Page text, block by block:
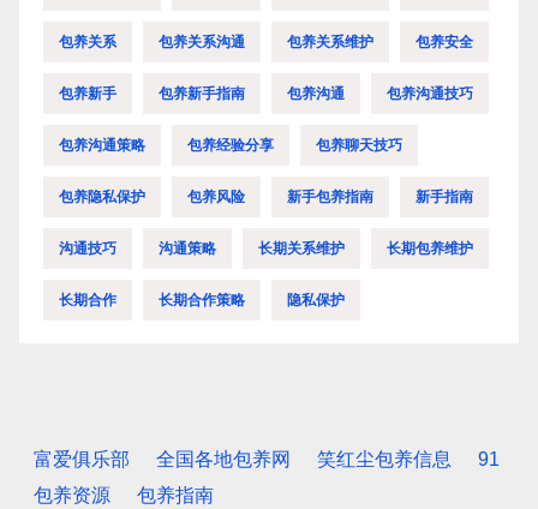
包养关系 包养关系沟通 包养关系维护 包养安全
包养新手 包养新手指南 包养沟通 包养沟通技巧
包养沟通策略 包养经验分享 包养聊天技巧
包养隐私保护 包养风险 新手包养指南 新手指南
沟通技巧 沟通策略 长期关系维护 长期包养维护
长期合作 长期合作策略 隐私保护
富爱俱乐部 全国各地包养网 笑红尘包养信息
91
包养资源
包养指南